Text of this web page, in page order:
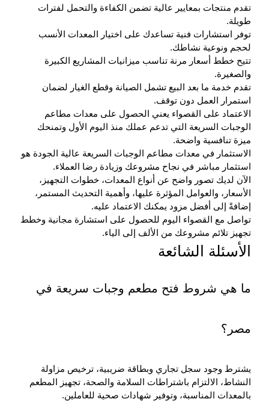
تقدم منتجات بمعايير عالية تضمن الكفاءة والتحمل لفترات
طويلة.
توفر استشارات فنية تساعدك على اختيار المعدات الأنسب
لحجم ونوعية نشاطك.
تتيح خطط أسعار مرنة تناسب ميزانيات المشاريع الكبيرة
والصغيرة.
تقدم خدمة ما بعد البيع تشمل الصيانة وقطع الغيار لضمان
استمرار العمل دون توقف.
الاعتماد على القصواء يعني الحصول على معدات مطاعم
الوجبات السريعة التي تدعم عملك منذ اليوم الأول وتمنحك
ميزة تنافسية واضحة.
الاستثمار في معدات مطاعم الوجبات السريعة عالية الجودة هو
استثمار مباشر في نجاح مشروعك وزيادة رضا العملاء.
الآن لديك تصور واضح عن أنواع المعدات، خطوات التجهيز،
الأسعار، والعوامل المؤثرة عليها، وأهمية التحديث المستمر،
إضافةً إلى أفضل مزود يمكنك الاعتماد عليه.
تواصل مع القصواء اليوم للحصول على استشارة مجانية وخطط
تجهيز تلائم مشروعك من الألف إلى الياء.
الأسئلة الشائعة
ما هي شروط فتح مطعم وجبات سريعة في
مصر؟
يشترط وجود سجل تجاري وبطاقة ضريبية، ترخيص مزاولة
النشاط، الالتزام باشتراطات السلامة والصحة، تجهيز المطعم
بالمعدات المناسبة، وتوفير شهادات صحية للعاملين.